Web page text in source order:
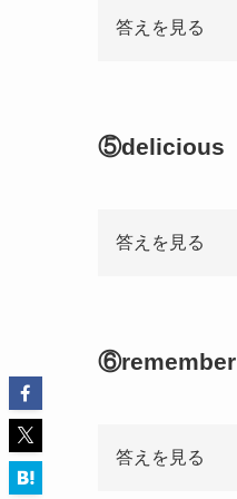
答えを見る
⑤delicious
答えを見る
⑥remember
答えを見る